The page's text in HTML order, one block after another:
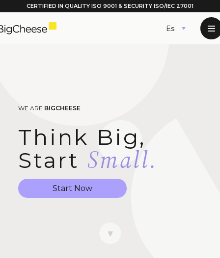
Saltar
al
CERTIFIED IN QUALITY ISO 9001 & SECURITY ISO/IEC 27001
Español
WE ARE BIGCHEESE
Think Big,
Start Small.
Start Now